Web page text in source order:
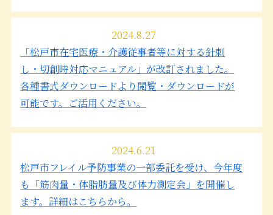
2024.8.27
「松戸市在宅医療・介護従事者等に対する針刺
し・切創時対応マニュアル」が改訂されました。
各種書式ダウンロードより閲覧・ダウンロードが
可能です。ご活用ください。
2024.6.21
松戸市フレイル予防事業の一部委託を受け、今年度
も「筋肉量・体脂肪量及び体力測定会」を開催し
ます。詳細はこちらから。